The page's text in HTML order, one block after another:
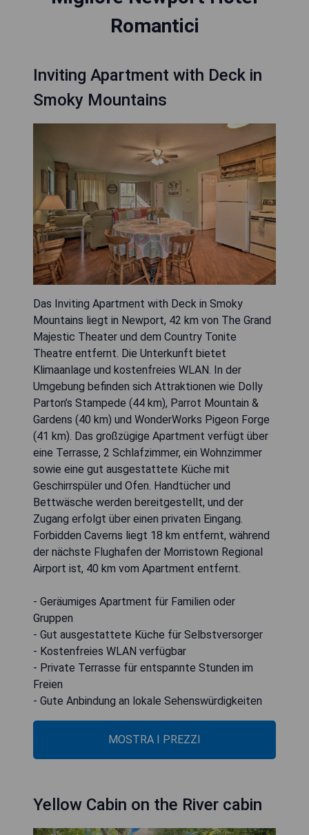
Romantici
Inviting Apartment with Deck in
Smoky Mountains
Das Inviting Apartment with Deck in Smoky
Mountains liegt in Newport, 42 km von The Grand
Majestic Theater und dem Country Tonite
Theatre entfernt. Die Unterkunft bietet
Klimaanlage und kostenfreies WLAN. In der
Umgebung befinden sich Attraktionen wie Dolly
Parton’s Stampede (44 km), Parrot Mountain &
Gardens (40 km) und WonderWorks Pigeon Forge
(41 km). Das großzügige Apartment verfügt über
eine Terrasse, 2 Schlafzimmer, ein Wohnzimmer
sowie eine gut ausgestattete Küche mit
Geschirrspüler und Ofen. Handtücher und
Bettwäsche werden bereitgestellt, und der
Zugang erfolgt über einen privaten Eingang.
Forbidden Caverns liegt 18 km entfernt, während
der nächste Flughafen der Morristown Regional
Airport ist, 40 km vom Apartment entfernt.
- Geräumiges Apartment für Familien oder
Gruppen
- Gut ausgestattete Küche für Selbstversorger
- Kostenfreies WLAN verfügbar
- Private Terrasse für entspannte Stunden im
Freien
- Gute Anbindung an lokale Sehenswürdigkeiten
MOSTRA I PREZZI
Yellow Cabin on the River cabin